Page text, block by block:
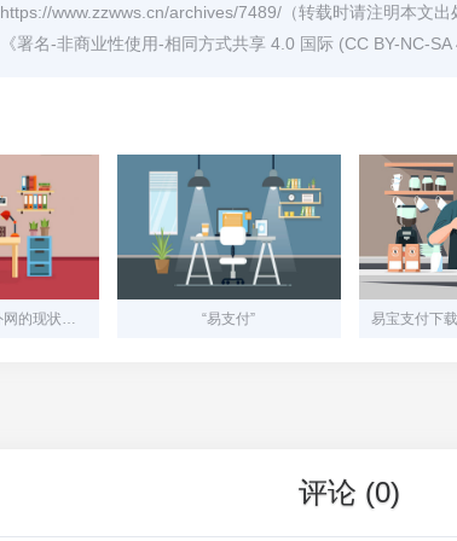
https://www.zzwws.cn/archives/7489/ （转载时请注明本文出
《署名-非商业性使用-相同方式共享 4.0 国际 (CC BY-NC-SA
香港服务器访问外网的现状与技术分析 “易支付”
评论 (0)